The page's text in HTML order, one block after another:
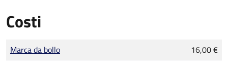
Costi
Tipo di pagamento
Importo
Marca da bollo 16,00 €